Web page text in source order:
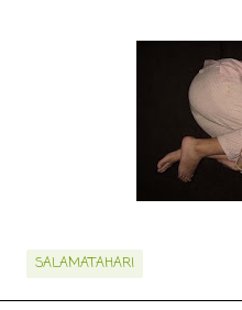
SALAMATAHARI